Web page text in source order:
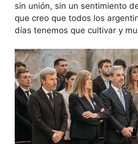
sin unión, sin un sentimiento
que creo que todos los
días tenemos que cultivar y